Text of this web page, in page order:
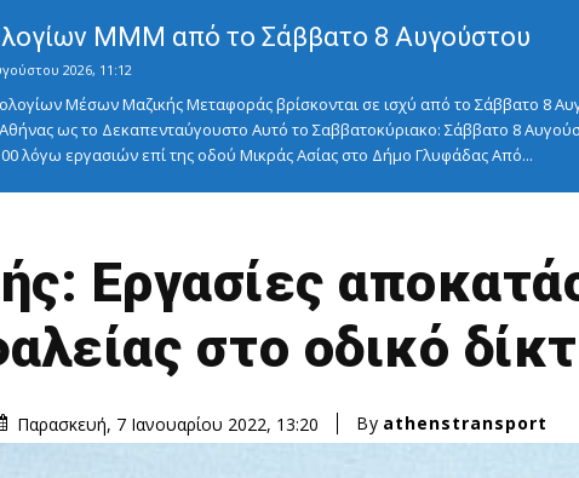
ΜΜΜ από το Σάββατο 8 Αυγούστου
2026, 11:12
Μέσων Μαζικής Μεταφοράς βρίσκονται σε ισχύ από το Σάββατο 8
Αθήνας ως το Δεκαπενταύγουστο Αυτό το Σαββατοκύριακο: Σάββατο 8
λόγω εργασιών επί της οδού Μικράς Ασίας στο Δήμο Γλυφάδας Από...
Εργασίες
στο οδικό
Παρασκευή, 7 Ιανουαρίου 2022, 13:20 By athenstransport